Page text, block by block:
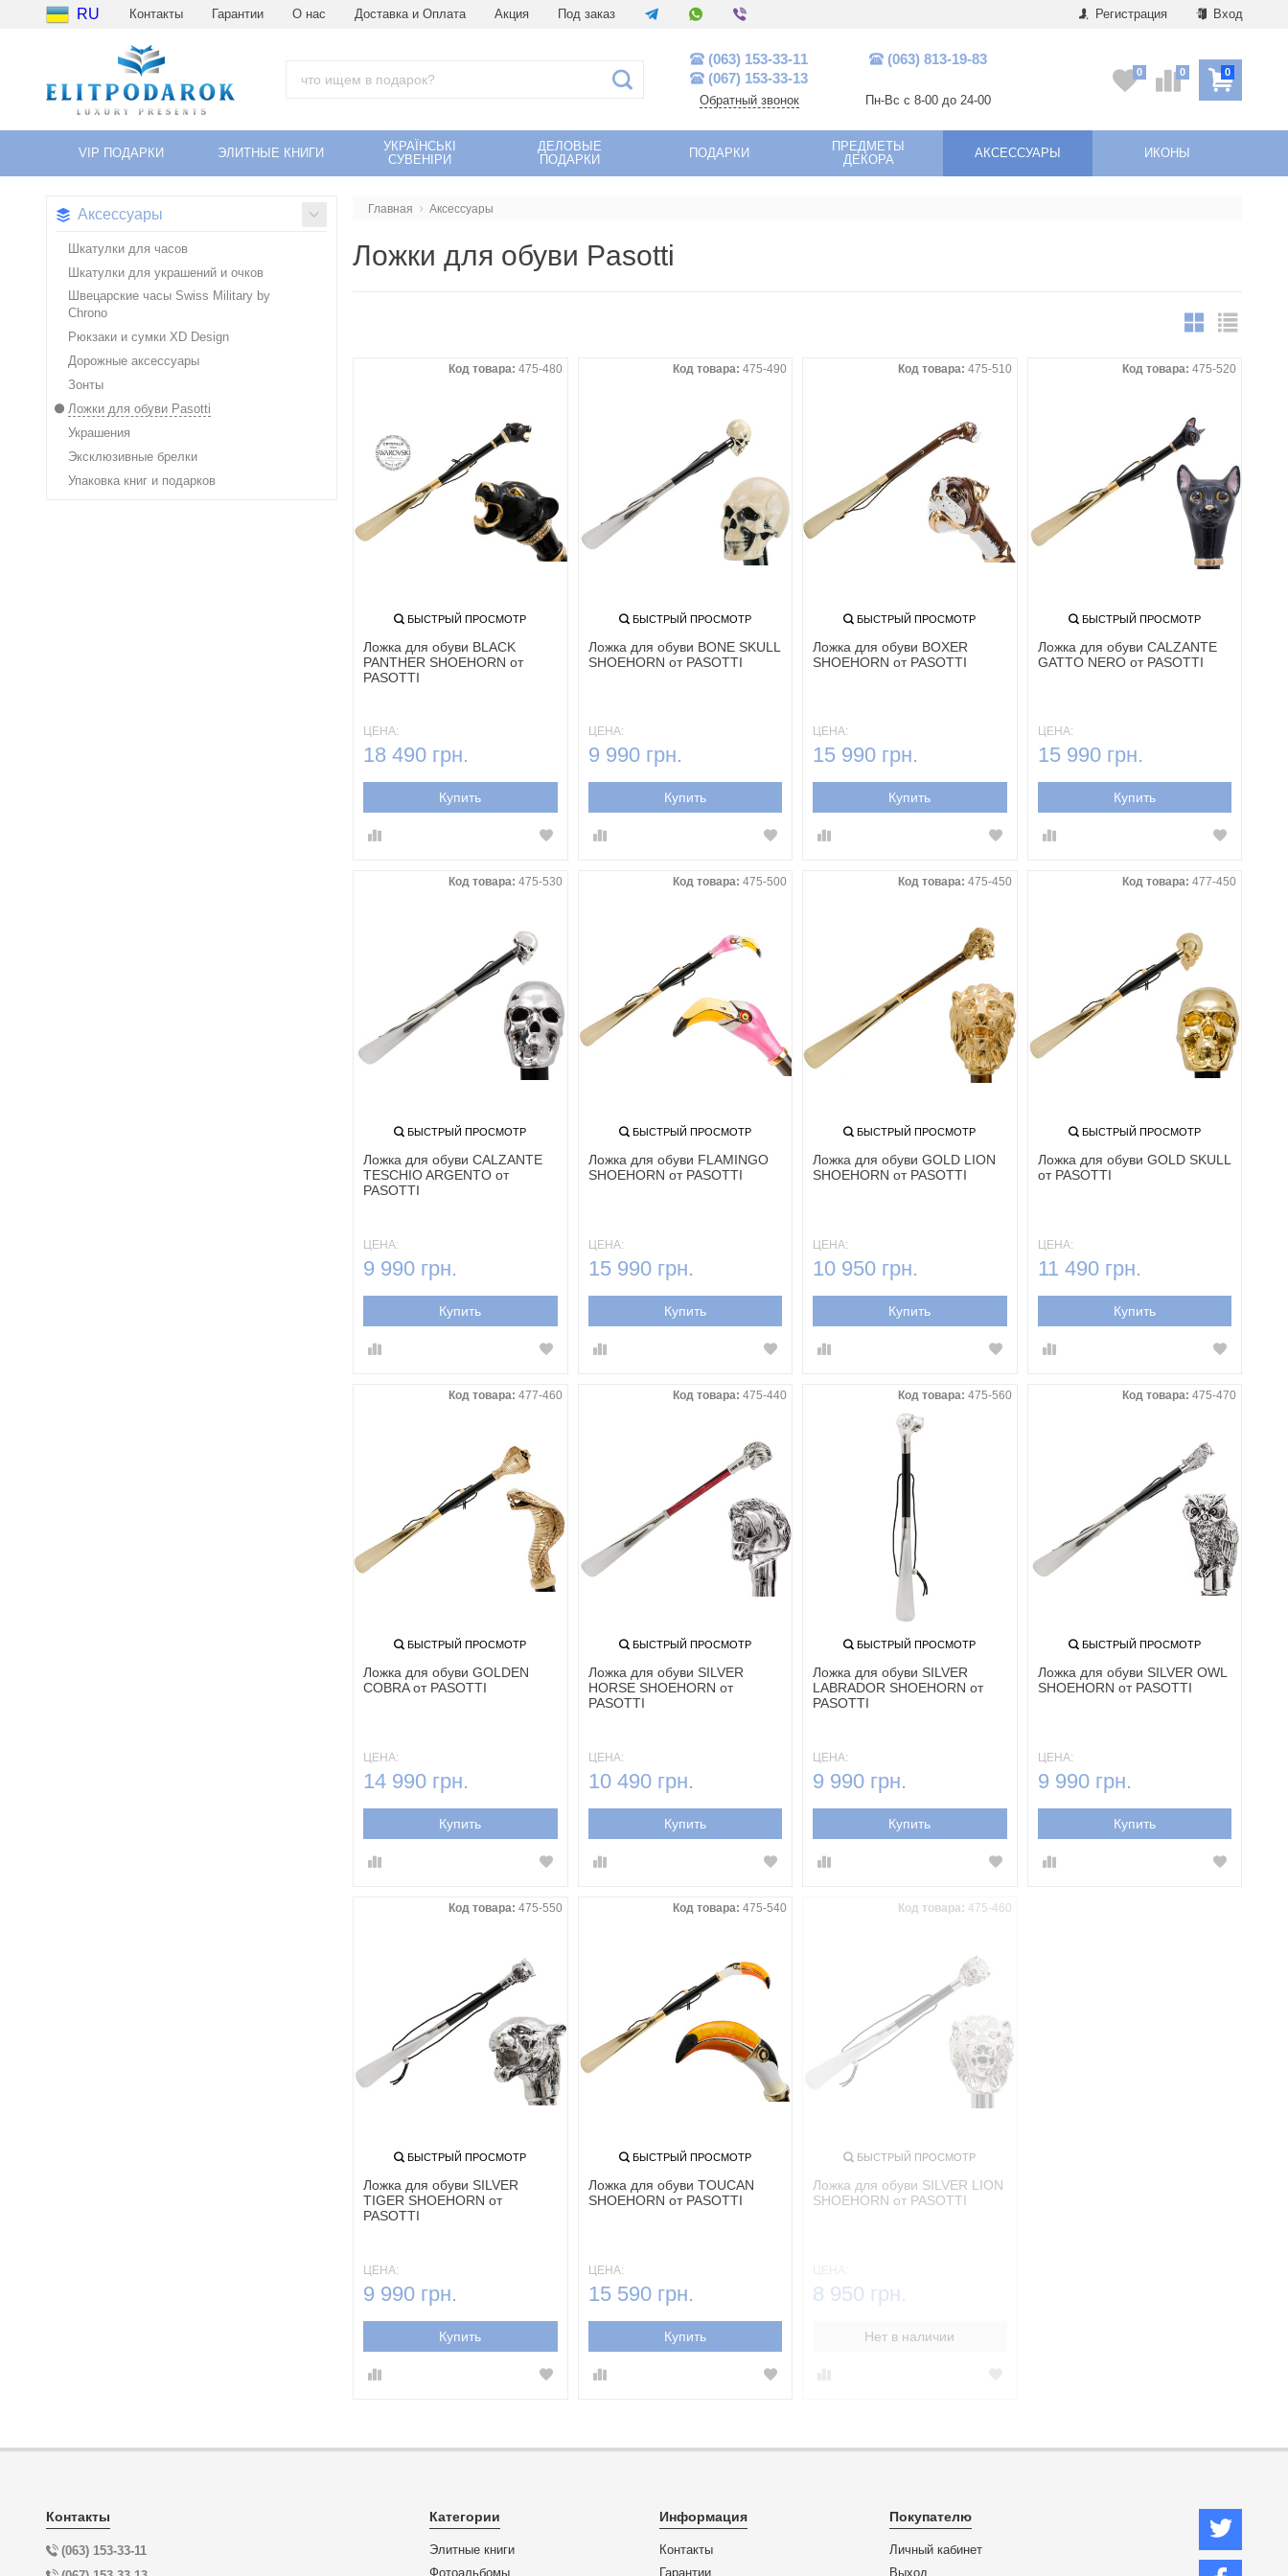
RU Контакты Гарантии О нас Доставка и Оплата Акция Под заказ Регистрация Вход
(063) 153-33-11
(067) 153-33-13
Обратный звонок
(063) 813-19-83
Пн-Вс с 8-00 до 24-00
0
0 0
VIP ПОДАРКИ ЭЛИТНЫЕ КНИГИ
УКРАЇНСЬКІ
СУВЕНІРИ
ДЕЛОВЫЕ
ПОДАРКИ
ПОДАРКИ
ПРЕДМЕТЫ
ДЕКОРА
АКСЕССУАРЫ ИКОНЫ
Аксессуары
Шкатулки для часов
Шкатулки для украшений и очков
Швецарские часы Swiss Military by
Chrono
Рюкзаки и сумки XD Design
Дорожные аксессуары
Зонты
Ложки для обуви Pasotti
Украшения
Эксклюзивные брелки
Упаковка книг и подарков
Главная Аксессуары
Ложки для обуви Pasotti
Код товара: 475-480
БЫСТРЫЙ ПРОСМОТР
Ложка для обуви BLACK
PANTHER SHOEHORN от
PASOTTI
ЦЕНА:
18 490 грн.
Купить
Код товара: 475-490
БЫСТРЫЙ ПРОСМОТР
Ложка для обуви BONE SKULL
SHOEHORN от PASOTTI
ЦЕНА:
9 990 грн.
Купить
Код товара: 475-510
БЫСТРЫЙ ПРОСМОТР
Ложка для обуви BOXER
SHOEHORN от PASOTTI
ЦЕНА:
15 990 грн.
Купить
Код товара: 475-520
БЫСТРЫЙ ПРОСМОТР
Ложка для обуви CALZANTE
GATTO NERO от PASOTTI
ЦЕНА:
15 990 грн.
Купить
Код товара: 475-530
БЫСТРЫЙ ПРОСМОТР
Ложка для обуви CALZANTE
TESCHIO ARGENTO от
PASOTTI
ЦЕНА:
9 990 грн.
Купить
Код товара: 475-500
БЫСТРЫЙ ПРОСМОТР
Ложка для обуви FLAMINGO
SHOEHORN от PASOTTI
ЦЕНА:
15 990 грн.
Купить
Код товара: 475-450
БЫСТРЫЙ ПРОСМОТР
Ложка для обуви GOLD LION
SHOEHORN от PASOTTI
ЦЕНА:
10 950 грн.
Купить
Код товара: 477-450
БЫСТРЫЙ ПРОСМОТР
Ложка для обуви GOLD SKULL
от PASOTTI
ЦЕНА:
11 490 грн.
Купить
Код товара: 477-460
БЫСТРЫЙ ПРОСМОТР
Ложка для обуви GOLDEN
COBRA от PASOTTI
ЦЕНА:
14 990 грн.
Купить
Код товара: 475-440
БЫСТРЫЙ ПРОСМОТР
Ложка для обуви SILVER
HORSE SHOEHORN от
PASOTTI
ЦЕНА:
10 490 грн.
Купить
Код товара: 475-560
БЫСТРЫЙ ПРОСМОТР
Ложка для обуви SILVER
LABRADOR SHOEHORN от
PASOTTI
ЦЕНА:
9 990 грн.
Купить
Код товара: 475-470
БЫСТРЫЙ ПРОСМОТР
Ложка для обуви SILVER OWL
SHOEHORN от PASOTTI
ЦЕНА:
9 990 грн.
Купить
Код товара: 475-550
БЫСТРЫЙ ПРОСМОТР
Ложка для обуви SILVER
TIGER SHOEHORN от
PASOTTI
ЦЕНА:
9 990 грн.
Купить
Код товара: 475-540
БЫСТРЫЙ ПРОСМОТР
Ложка для обуви TOUCAN
SHOEHORN от PASOTTI
ЦЕНА:
15 590 грн.
Купить
Код товара: 475-460
БЫСТРЫЙ ПРОСМОТР
Ложка для обуви SILVER LION
SHOEHORN от PASOTTI
8 950 грн.
Нет в наличии
Контакты
(063) 153-33-11
Категории
Элитные книги
Фотоальбомы
Информация
Контакты
Гарантии
Покупателю
Личный кабинет
Выход